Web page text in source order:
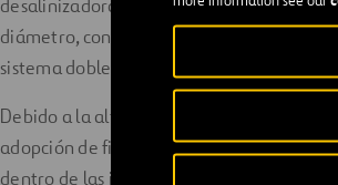
desalinizadora por medio de una doble
diámetro, con capacidad equivalente a
sistema doble antiariete.
Debido a la altura existente entre la
adopción de filtros cerrados a presión,
dentro de las instalaciones de la planta,